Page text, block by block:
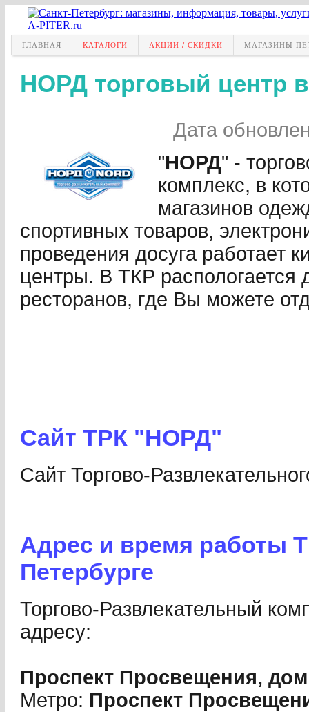
ГЛАВНАЯ КАТАЛОГИ АКЦИИ / СКИДКИ МАГАЗИНЫ
НОРД торговый центр
Дата
"НОРД" -
комплекс, в
магазинов
спортивных товаров,
проведения досуга работает
центры. В ТКР распологается
ресторанов, где Вы можете
Сайт ТРК "НОРД"
Сайт Торгово-
Адрес и время работы
Петербурге
Торгово-Развлекательный
адресу:
Проспект Просвещения,
Метро: Проспект